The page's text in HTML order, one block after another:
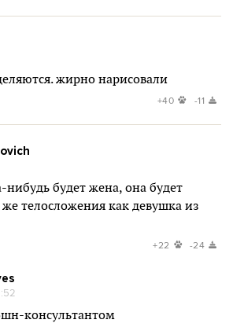
жирно нарисовали
+40 -11
нибудь будет жена, она будет
телосложения как девушка из
+22 -24
консультантом